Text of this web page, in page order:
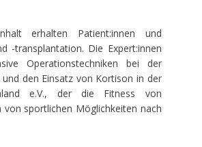
erhalten Patient:innen und
-transplantation. Die Expert:innen
Operationstechniken bei der
den Einsatz von Kortison in der
e.V., der die Fitness von
sportlichen Möglichkeiten nach